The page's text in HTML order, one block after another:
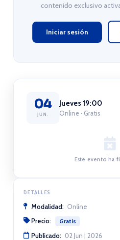
contenido exclusivo
Iniciar sesión
04
JUN.
Jueves 19:00
Online · Gratis
Este evento ha
DETALLES
Modalidad: Online
Precio:
Gratis
Publicado: 02 Jun | 2026